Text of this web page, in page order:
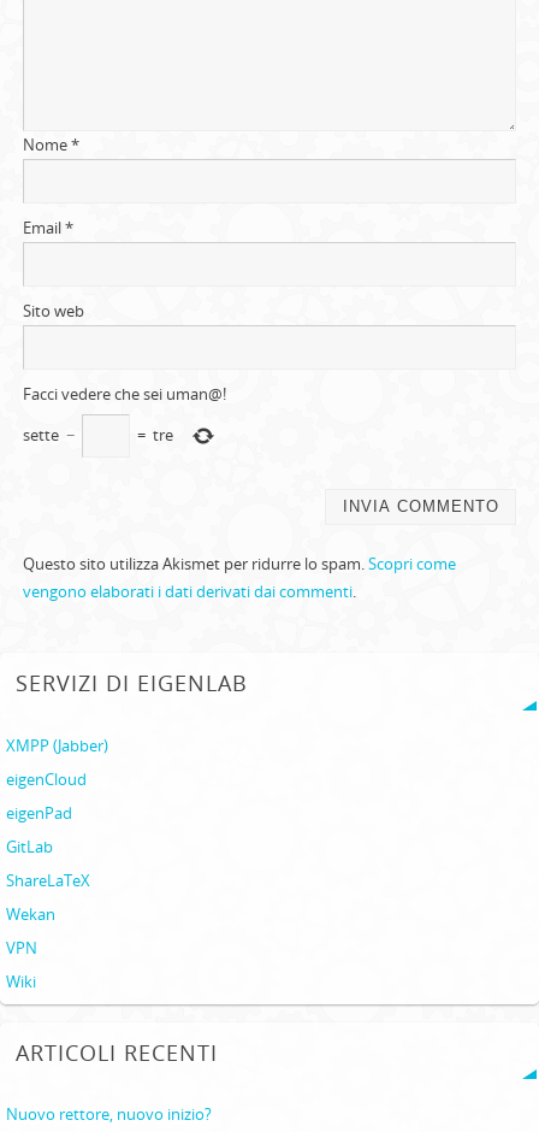
Nome*
Email*
Sito web
Facci vedere che sei uman@!
sette − = tre
Questo sito utilizza Akismet per ridurre lo spam.Scopri come
vengono elaborati i dati derivati dai commenti.
SERVIZI DI EIGENLAB
XMPP (Jabber)
eigenCloud
eigenPad
GitLab
ShareLaTeX
Wekan
VPN
Wiki
ARTICOLI RECENTI
Nuovo rettore, nuovo inizio?